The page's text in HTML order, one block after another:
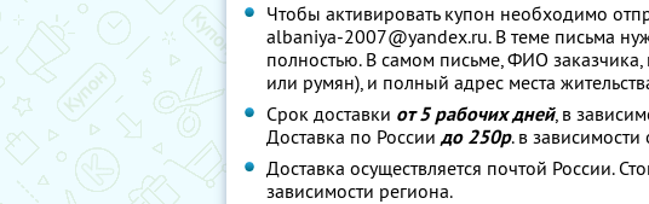
Чтобы активировать купон необходимо
albaniya-2007@yandex.ru. В теме письма
полностью. В самом письме, ФИО
или румян), и полный адрес места
Срок доставки от 5 рабочих дней, в
Доставка по России до 250р. в зависимости
Доставка осуществляется почтой России.
зависимости региона.